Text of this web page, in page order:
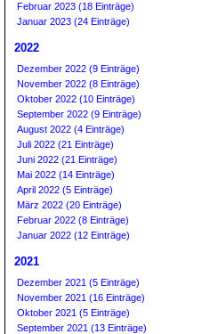
Februar 2023 (18 Einträge)
Januar 2023 (24 Einträge)
2022
Dezember 2022 (9 Einträge)
November 2022 (8 Einträge)
Oktober 2022 (10 Einträge)
September 2022 (9 Einträge)
August 2022 (4 Einträge)
Juli 2022 (21 Einträge)
Juni 2022 (21 Einträge)
Mai 2022 (14 Einträge)
April 2022 (5 Einträge)
März 2022 (20 Einträge)
Februar 2022 (8 Einträge)
Januar 2022 (12 Einträge)
2021
Dezember 2021 (5 Einträge)
November 2021 (16 Einträge)
Oktober 2021 (5 Einträge)
September 2021 (13 Einträge)